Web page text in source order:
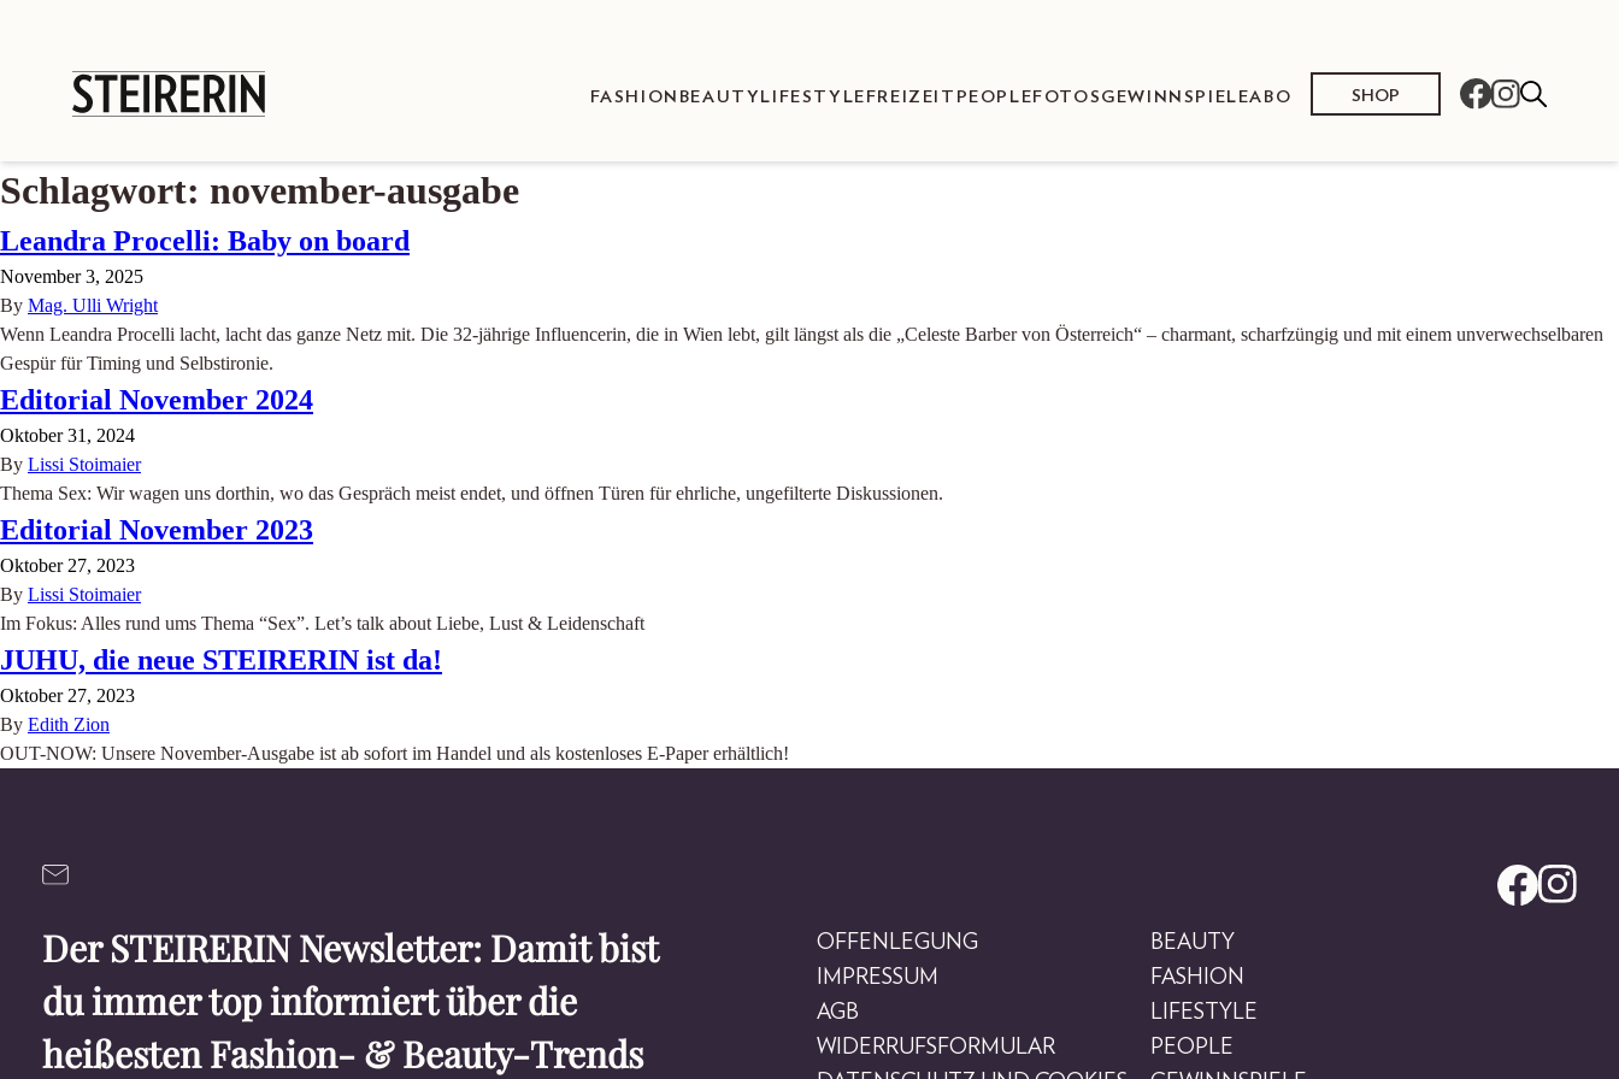
FASHION BEAUTY LIFESTYLE FREIZEIT PEOPLEFOTOS GEWINNSPIELEABO SHOP
Schlagwort: november-ausgabe
Leandra Procelli: Baby on board
November 3, 2025
By Mag. Ulli Wright
Wenn Leandra Procelli lacht, lacht das ganze Netz mit. Die 32-jährige Influencerin, die in Wien lebt, gilt längst als die „Celeste Barber von Österreich“ – charmant, scharfzüngig und mit einem unverwechselbaren
Gespür für Timing und Selbstironie.
Editorial November 2024
Oktober 31, 2024
By Lissi Stoimaier
Thema Sex: Wir wagen uns dorthin, wo das Gespräch meist endet, und öffnen Türen für ehrliche, ungefilterte Diskussionen.
Editorial November 2023
Oktober 27, 2023
By Lissi Stoimaier
Im Fokus: Alles rund ums Thema “Sex”. Let’s talk about Liebe, Lust & Leidenschaft
JUHU, die neue STEIRERIN ist da!
Oktober 27, 2023
By Edith Zion
OUT-NOW: Unsere November-Ausgabe ist ab sofort im Handel und als kostenloses E-Paper erhältlich!
Der STEIRERIN Newsletter: Damit bist
du immer top informiert über die
heißesten Fashion- & Beauty-Trends
OFFENLEGUNG
IMPRESSUM
AGB
WIDERRUFSFORMULAR
BEAUTY
FASHION
LIFESTYLE
PEOPLE